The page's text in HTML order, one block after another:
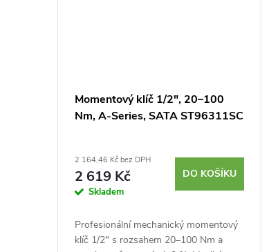
Momentový klíč 1/2", 20–100
Nm, A-Series, SATA ST96311SC
2 164,46 Kč bez DPH
2 619 Kč
Skladem
DO KOŠÍKU
Profesionální mechanický momentový
klíč 1/2" s rozsahem 20–100 Nm a